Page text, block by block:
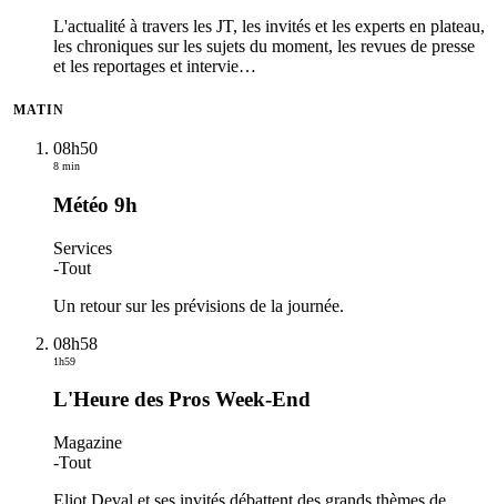
L'actualité à travers les JT, les invités et les experts en plateau,
les chroniques sur les sujets du moment, les revues de presse
et les reportages et intervie…
MATIN
08h50
8 min
Météo 9h
Services
-Tout
Un retour sur les prévisions de la journée.
08h58
1h59
L'Heure des Pros Week-End
Magazine
-Tout
Eliot Deval et ses invités débattent des grands thèmes de